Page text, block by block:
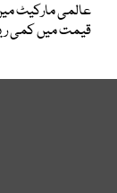
عالمی مارکیٹ
قیمت میں کمی